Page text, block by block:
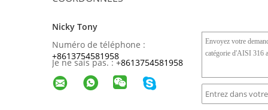
Nicky Tony
Numéro de téléphone :
+8613754581958
Je ne sais pas. :+8613754581958